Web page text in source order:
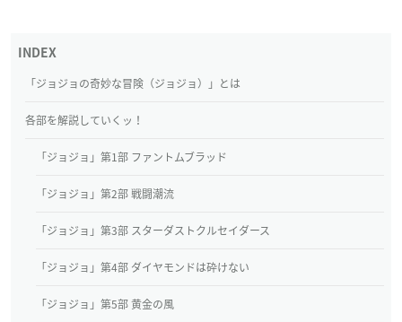
「ジョジョの奇妙な冒険（ジョジョ）」とは
各部を解説していくッ！
「ジョジョ」第1部 ファントムブラッド
「ジョジョ」第2部 戦闘潮流
「ジョジョ」第3部 スターダストクルセイダース
「ジョジョ」第4部 ダイヤモンドは砕けない
「ジョジョ」第5部 黄金の風